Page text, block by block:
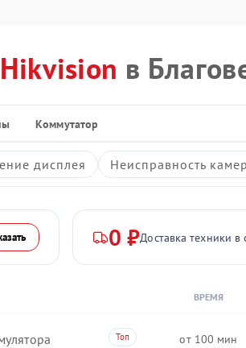
Hikvision в
Коммутатор
дисплея Неисправность
0 ₽Доставка техники в
ВРЕМЯ
100